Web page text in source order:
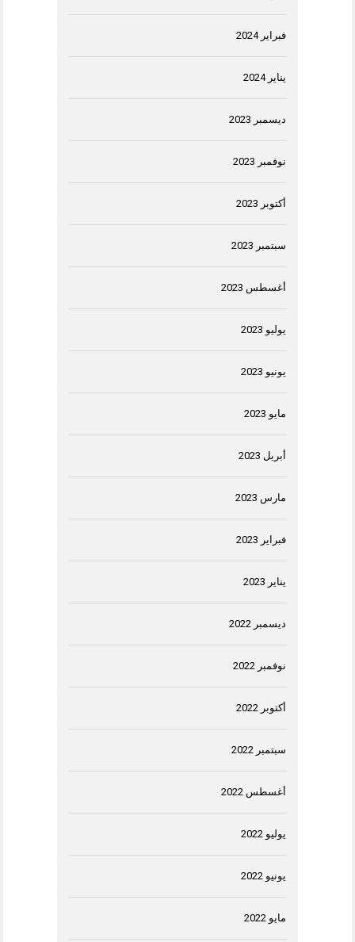
فبراير 2024
يناير 2024
ديسمبر 2023
نوفمبر 2023
أكتوبر 2023
سبتمبر 2023
أغسطس 2023
يوليو 2023
يونيو 2023
مايو 2023
أبريل 2023
مارس 2023
فبراير 2023
يناير 2023
ديسمبر 2022
نوفمبر 2022
أكتوبر 2022
سبتمبر 2022
أغسطس 2022
يوليو 2022
يونيو 2022
مايو 2022